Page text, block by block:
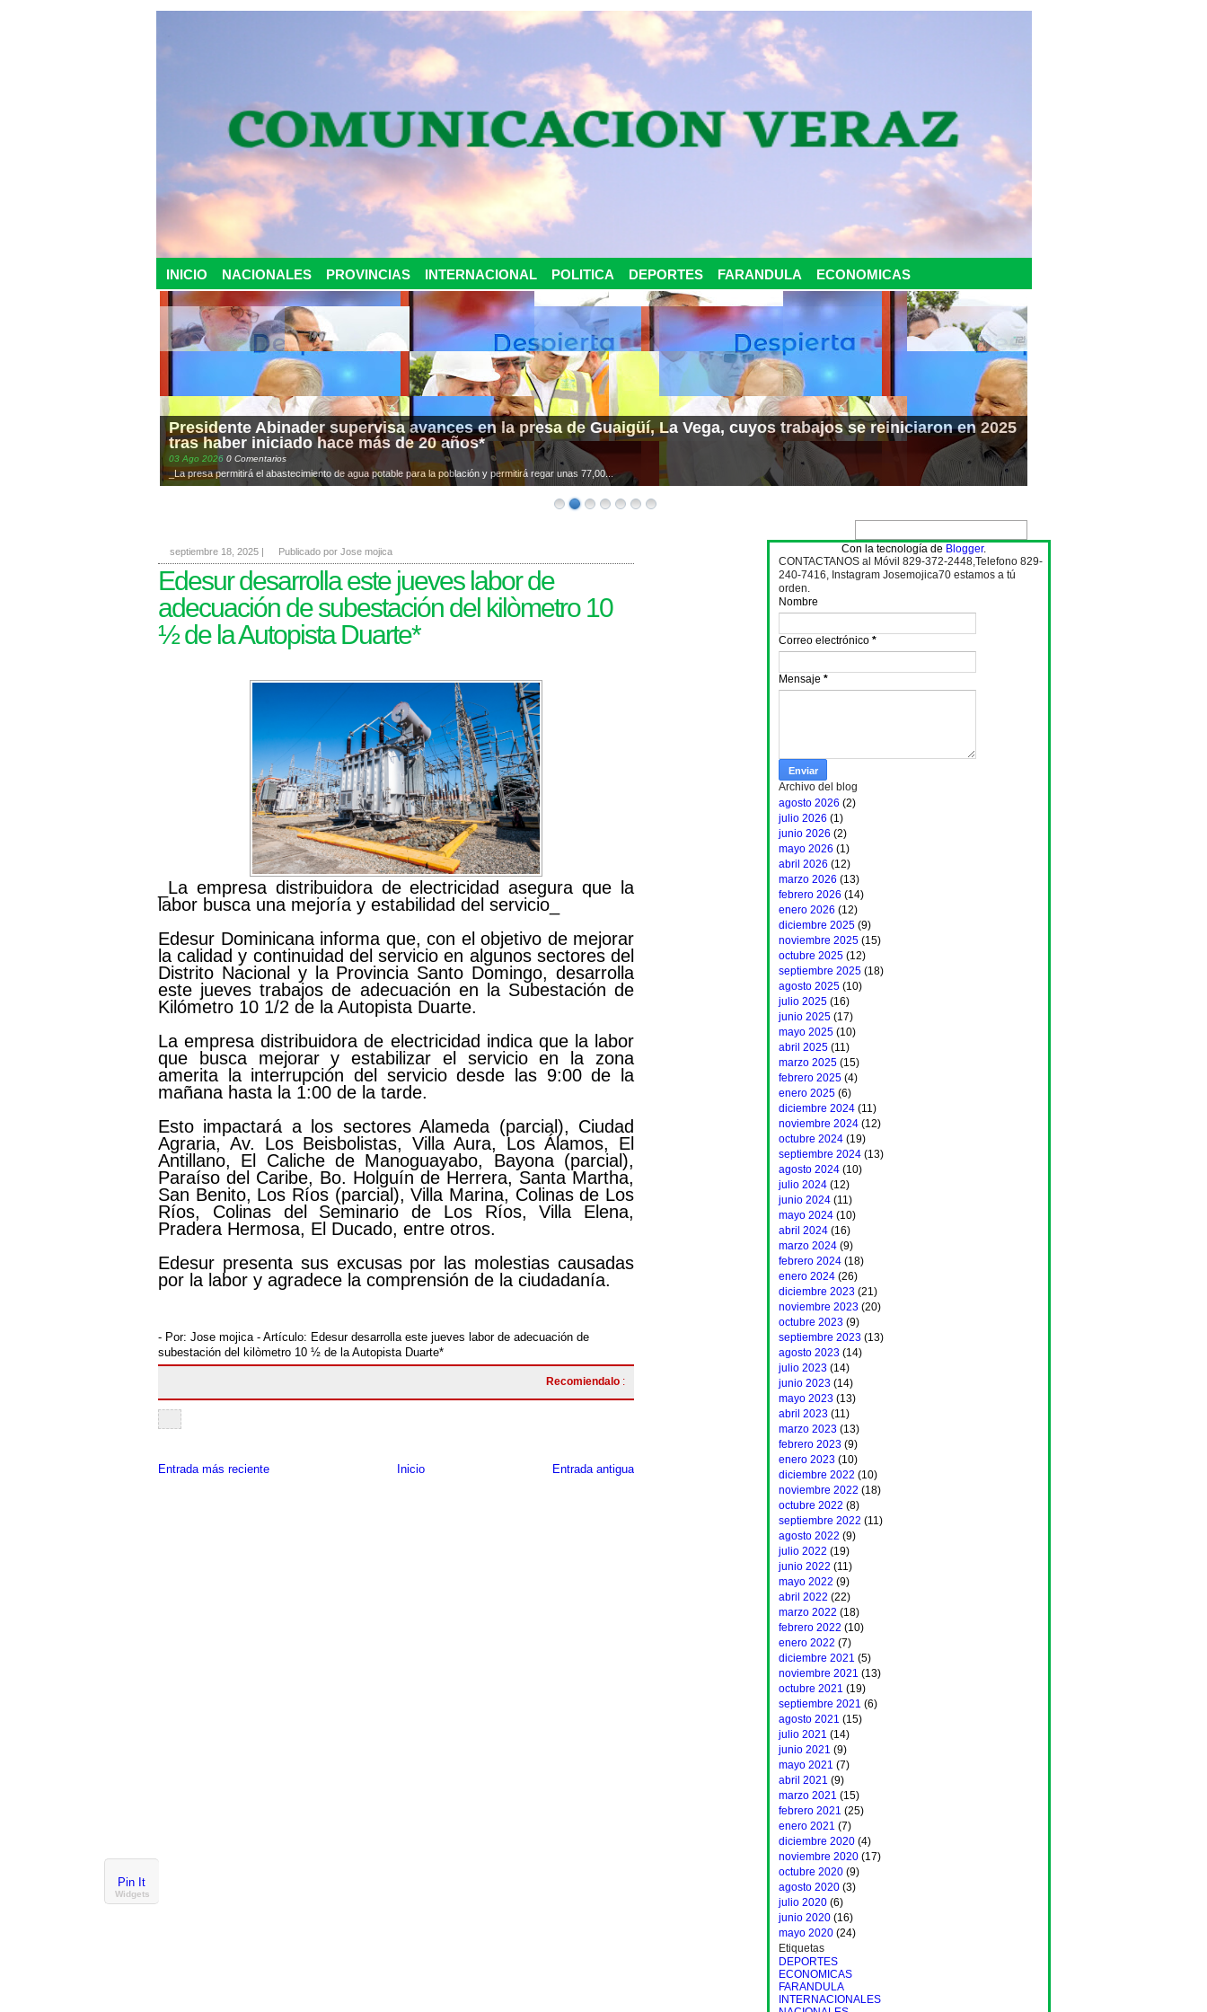
INICIO NACIONALES PROVINCIAS INTERNACIONAL POLITICA DEPORTES FARANDULA ECONOMICAS
Presidente Abinader supervisa avances en la presa de Guaigüí, La Vega, cuyos trabajos se reiniciaron en 2025
tras haber iniciado hace más de 20 años*
03 Ago 2026 0 Comentarios
_La presa permitirá el abastecimiento de agua potable para la población y permitirá regar unas 77,00...
Pin It
Widgets
septiembre 18, 2025 | Publicado por Jose mojica
Edesur desarrolla este jueves labor de
adecuación de subestación del kilòmetro 10
½ de la Autopista Duarte*
_La empresa distribuidora de electricidad asegura que la
labor busca una mejoría y estabilidad del servicio_
Edesur Dominicana informa que, con el objetivo de mejorar
la calidad y continuidad del servicio en algunos sectores del
Distrito Nacional y la Provincia Santo Domingo, desarrolla
este jueves trabajos de adecuación en la Subestación de
Kilómetro 10 1/2 de la Autopista Duarte.
La empresa distribuidora de electricidad indica que la labor
que busca mejorar y estabilizar el servicio en la zona
amerita la interrupción del servicio desde las 9:00 de la
mañana hasta la 1:00 de la tarde.
Esto impactará a los sectores Alameda (parcial), Ciudad
Agraria, Av. Los Beisbolistas, Villa Aura, Los Álamos, El
Antillano, El Caliche de Manoguayabo, Bayona (parcial),
Paraíso del Caribe, Bo. Holguín de Herrera, Santa Martha,
San Benito, Los Ríos (parcial), Villa Marina, Colinas de Los
Ríos, Colinas del Seminario de Los Ríos, Villa Elena,
Pradera Hermosa, El Ducado, entre otros.
Edesur presenta sus excusas por las molestias causadas
por la labor y agradece la comprensión de la ciudadanía.
- Por: Jose mojica- Artículo: Edesur desarrolla este jueves labor de adecuación de
subestación del kilòmetro 10 ½ de la Autopista Duarte*
Recomiendalo :
Entrada más reciente Entrada antigua
Inicio
Con la tecnología de Blogger.
CONTACTANOS al Móvil 829-372-2448,Telefono 829-
240-7416, Instagram Josemojica70 estamos a tú
orden.
Nombre
Correo electrónico *
Mensaje *
Archivo del blog
agosto 2026 (2)
julio 2026 (1)
junio 2026 (2)
mayo 2026 (1)
abril 2026 (12)
marzo 2026 (13)
febrero 2026 (14)
enero 2026 (12)
diciembre 2025 (9)
noviembre 2025 (15)
octubre 2025 (12)
septiembre 2025 (18)
agosto 2025 (10)
julio 2025 (16)
junio 2025 (17)
mayo 2025 (10)
abril 2025 (11)
marzo 2025 (15)
febrero 2025 (4)
enero 2025 (6)
diciembre 2024 (11)
noviembre 2024 (12)
octubre 2024 (19)
septiembre 2024 (13)
agosto 2024 (10)
julio 2024 (12)
junio 2024 (11)
mayo 2024 (10)
abril 2024 (16)
marzo 2024 (9)
febrero 2024 (18)
enero 2024 (26)
diciembre 2023 (21)
noviembre 2023 (20)
octubre 2023 (9)
septiembre 2023 (13)
agosto 2023 (14)
julio 2023 (14)
junio 2023 (14)
mayo 2023 (13)
abril 2023 (11)
marzo 2023 (13)
febrero 2023 (9)
enero 2023 (10)
diciembre 2022 (10)
noviembre 2022 (18)
octubre 2022 (8)
septiembre 2022 (11)
agosto 2022 (9)
julio 2022 (19)
junio 2022 (11)
mayo 2022 (9)
abril 2022 (22)
marzo 2022 (18)
febrero 2022 (10)
enero 2022 (7)
diciembre 2021 (5)
noviembre 2021 (13)
octubre 2021 (19)
septiembre 2021 (6)
agosto 2021 (15)
julio 2021 (14)
junio 2021 (9)
mayo 2021 (7)
abril 2021 (9)
marzo 2021 (15)
febrero 2021 (25)
enero 2021 (7)
diciembre 2020 (4)
noviembre 2020 (17)
octubre 2020 (9)
agosto 2020 (3)
julio 2020 (6)
junio 2020 (16)
mayo 2020 (24)
Etiquetas
DEPORTES
ECONOMICAS
FARANDULA
INTERNACIONALES